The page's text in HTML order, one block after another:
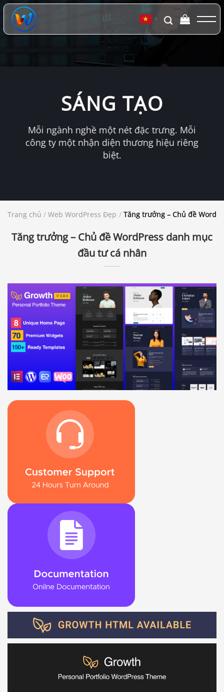
Chuyển
đến
dung
▼
SÁNG TẠO
Mỗi ngành nghề một nét đặc trưng. Mỗi
công ty một nhận diện thương hiệu riêng
biệt.
Trang chủ / Web WordPress Đẹp / Tăng trưởng – Chủ đề
Tăng trưởng – Chủ đề WordPress danh mục
đầu tư cá nhân